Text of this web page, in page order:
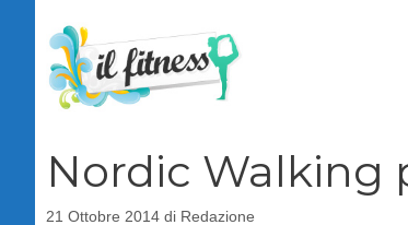
contenuto
Nordic Walking
21 Ottobre 2014 di Redazione